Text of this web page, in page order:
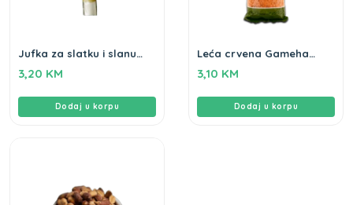
Jufka za slatku i slanu
3,20 KM
Dodaj u korpu
Leća crvena Gameha
3,10 KM
Dodaj u korpu